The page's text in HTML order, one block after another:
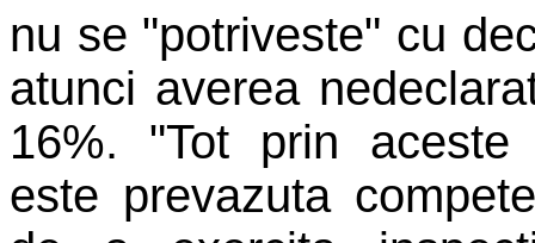
nu se "potriveste" cu
atunci averea
16%. "Tot prin aceste
este prevazuta